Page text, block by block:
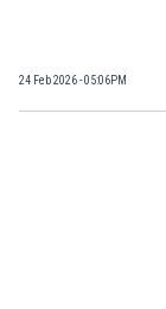
24 Feb 2026 - 05:06PM